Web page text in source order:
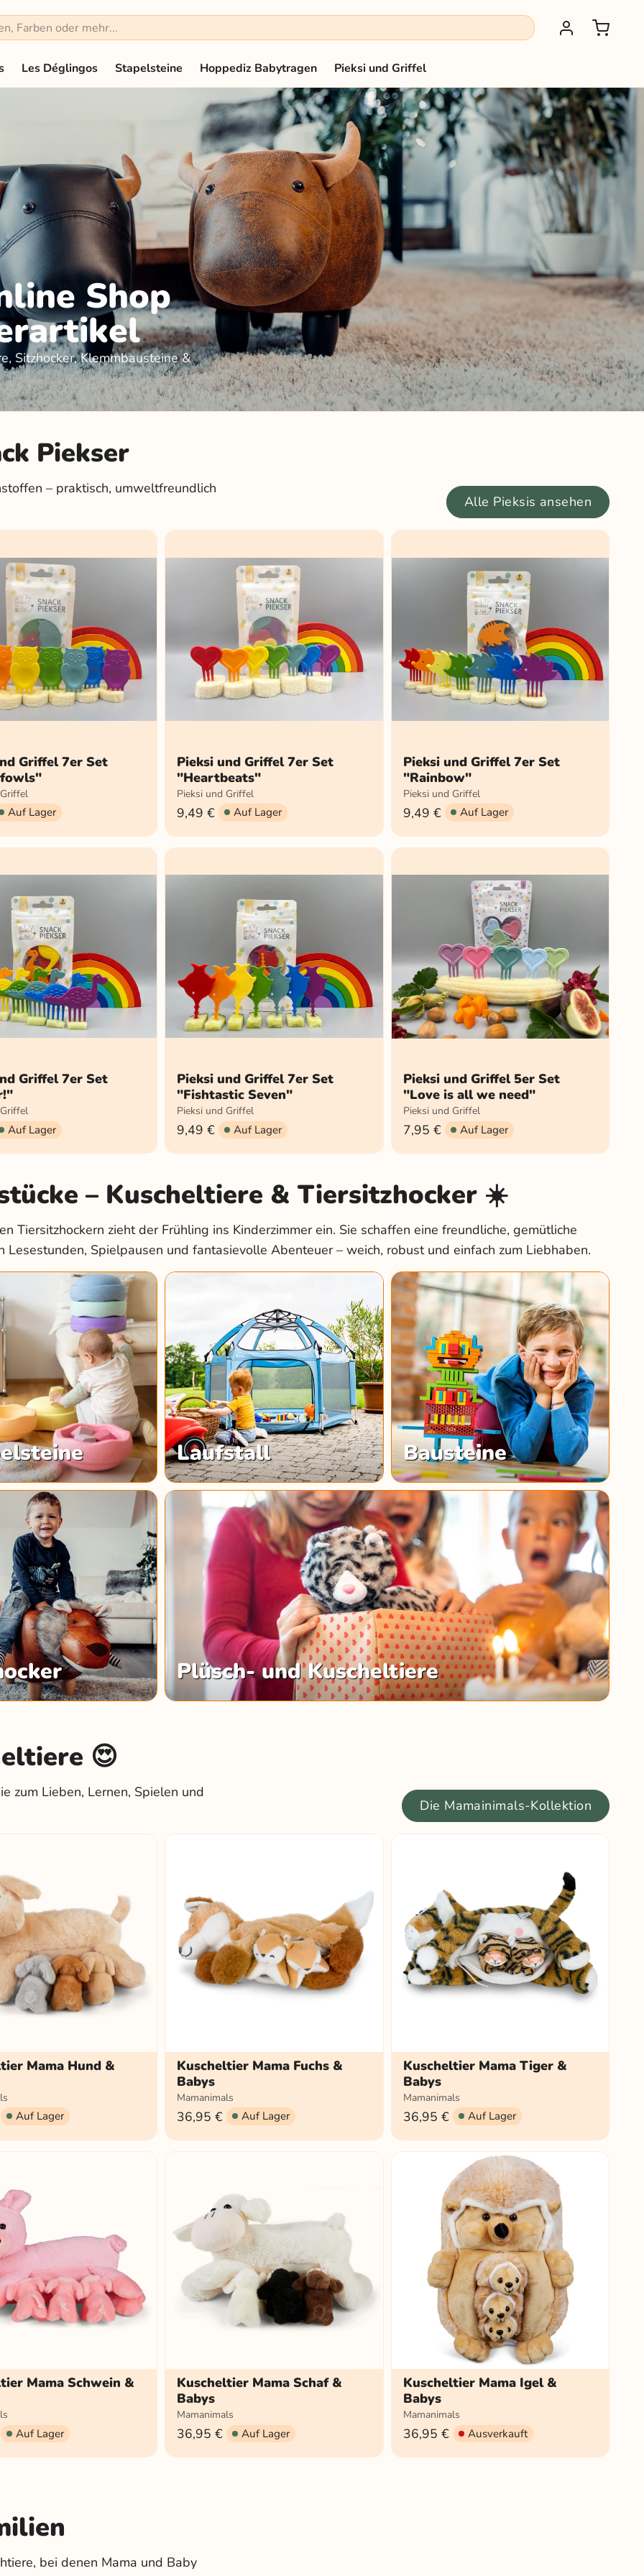
Les Déglingos Stapelsteine Hoppediz Babytragen Pieksi und Griffel
Shop
Sitzhocker, Klemmbausteine &
Piekser
– praktisch, umweltfreundlich
Alle Pieksis ansehen
Griffel 7er Set
Auf Lager
Pieksi und Griffel 7er Set
"Heartbeats"
Pieksi und Griffel
9,49 € Auf Lager
Pieksi und Griffel 7er Set
"Rainbow"
Pieksi und Griffel
9,49 € Auf Lager
Griffel 7er Set
Auf Lager
Pieksi und Griffel 7er Set
"Fishtastic Seven"
Pieksi und Griffel
9,49 € Auf Lager
Pieksi und Griffel 5er Set
"Love is all we need"
Pieksi und Griffel
7,95 € Auf Lager
– Kuscheltiere & Tiersitzhocker ☀️
Tiersitzhockern zieht der Frühling ins Kinderzimmer ein. Sie schaffen eine freundliche, gemütliche
Spielpausen und fantasievolle Abenteuer – weich, robust und einfach zum Liebhaben.
Laufstall Bausteine
Plüsch- und Kuscheltiere
😍
zum Lieben, Lernen, Spielen und
Die Mamainimals-Kollektion
Mama Hund &
Auf Lager
Kuscheltier Mama Fuchs &
Babys
Mamanimals
36,95 € Auf Lager
Kuscheltier Mama Tiger &
Babys
Mamanimals
36,95 € Auf Lager
Mama Schwein &
Auf Lager
Kuscheltier Mama Schaf &
Babys
Mamanimals
36,95 € Auf Lager
Kuscheltier Mama Igel &
Babys
Mamanimals
36,95 € Ausverkauft
bei denen Mama und Baby